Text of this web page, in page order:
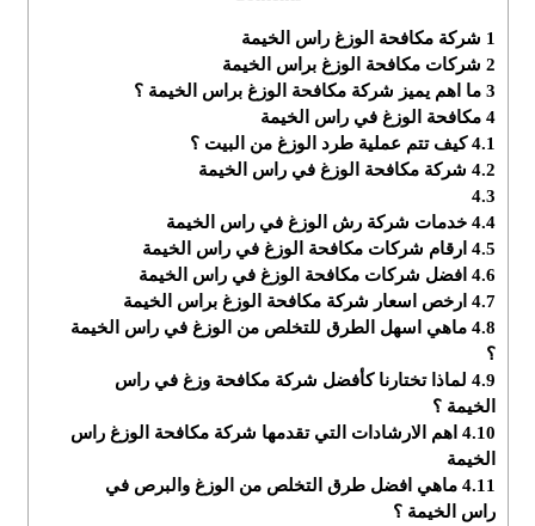
1 شركة مكافحة الوزغ راس الخيمة
2 شركات مكافحة الوزغ براس الخيمة
3 ما اهم يميز شركة مكافحة الوزغ براس الخيمة ؟
4 مكافحة الوزغ في راس الخيمة
4.1كيف تتم عملية طرد الوزغ من البيت ؟
4.2 شركة مكافحة الوزغ في راس الخيمة
4.3
4.4 خدمات شركة رش الوزغ في راس الخيمة
4.5 ارقام شركات مكافحة الوزغ في راس الخيمة
4.6 افضل شركات مكافحة الوزغ في راس الخيمة
4.7 ارخص اسعار شركة مكافحة الوزغ براس الخيمة
4.8 ماهي اسهل الطرق للتخلص من الوزغ في راس الخيمة
؟
4.9 لماذا تختارنا كأفضل شركة مكافحة وزغ في راس
الخيمة ؟
4.10 اهم الارشادات التي تقدمها شركة مكافحة الوزغ راس
الخيمة
4.11 ماهي افضل طرق التخلص من الوزغ والبرص في
راس الخيمة ؟